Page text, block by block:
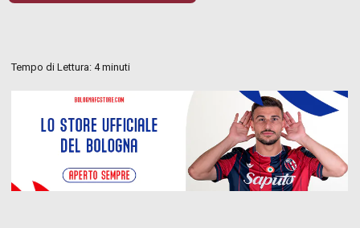
Tempo di Lettura:4 minuti